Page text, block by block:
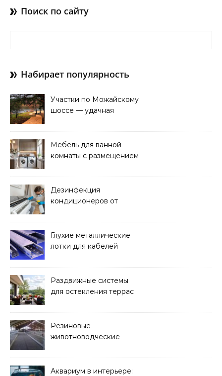
Поиск по сайту
Набирает популярность
Участки по Можайскому
шоссе — удачная
Мебель для ванной
комнаты с размещением
Дезинфекция
кондиционеров от
Глухие металлические
лотки для кабелей
Раздвижные системы
для остекления террас
Резиновые
животноводческие
решать
Аквариум в интерьере: